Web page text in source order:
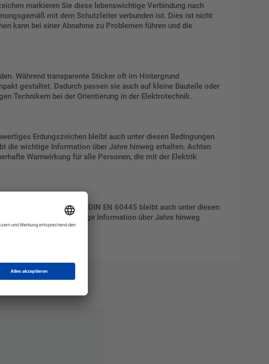
markieren Sie diese lebenswichtige Verbindung nach
mit dem Schutzleiter verbunden ist. Dies ist nicht
kann bei einer Abnahme zu Problemen führen und die
Während transparente Sticker oft im Hintergrund
gestaltet. Dadurch passen sie auch auf kleine Bauteile oder
Technikern bei der Orientierung in der Elektrotechnik.
Erdungszeichen bleibt auch unter diesen Bedingungen
die wichtige Information über Jahre hinweg erhalten. Achten
Warnwirkung für alle Personen, die mit der Elektrik
Erdungszeichen DIN EN 60445 bleibt auch unter diesen
So bleibt die wichtige Information über Jahre hinweg